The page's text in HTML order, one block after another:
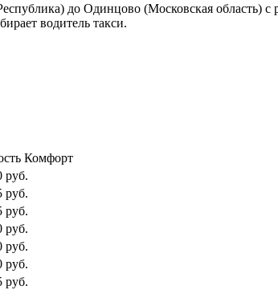
до Одинцово (Московская область)
водитель такси.
Комфорт
руб.
руб.
руб.
руб.
руб.
руб.
руб.